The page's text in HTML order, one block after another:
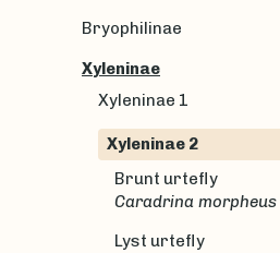
Bryophilinae
Xyleninae
Xyleninae 1
Xyleninae 2
Brunt urtefly
Caradrina morpheus
Lyst urtefly